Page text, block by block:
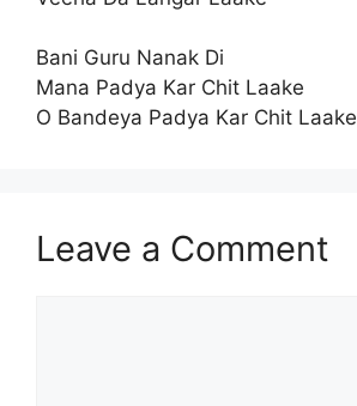
Bani Guru Nanak Di
Mana Padya Kar Chit Laake
O Bandeya Padya Kar Chit Laake
Leave a Comment